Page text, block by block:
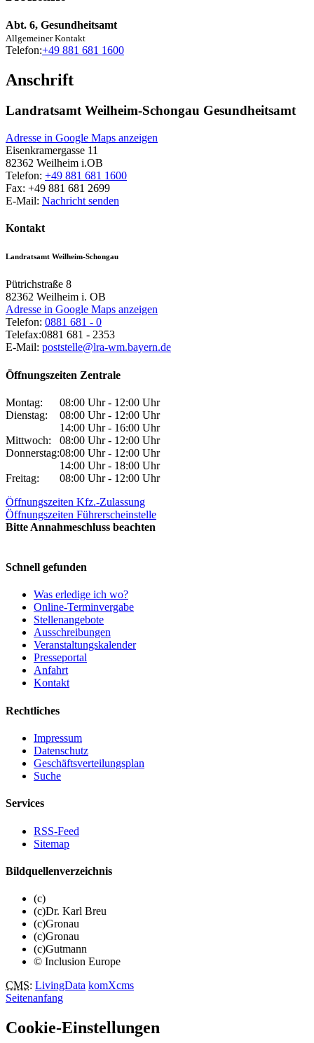
Abt. 6, Gesundheitsamt
Allgemeiner Kontakt
Telefon:+49 881 681 1600
Anschrift
Landratsamt Weilheim-Schongau Gesundheitsamt
Adresse in Google Maps anzeigen
Eisenkramergasse 11
82362 Weilheim i.OB
Telefon: +49 881 681 1600
Fax: +49 881 681 2699
E-Mail: Nachricht senden
Kontakt
Landratsamt Weilheim-Schongau
Pütrichstraße 8
82362 Weilheim i. OB
Adresse in Google Maps anzeigen
Telefon: 0881 681 - 0
Telefax:0881 681 - 2353
E-Mail: poststelle@lra-wm.bayern.de
Öffnungszeiten Zentrale
Montag:
08:00 Uhr - 12:00 Uhr
Dienstag:
08:00 Uhr - 12:00 Uhr
14:00 Uhr - 16:00 Uhr
Mittwoch:
08:00 Uhr - 12:00 Uhr
Donnerstag:08:00 Uhr - 12:00 Uhr
14:00 Uhr - 18:00 Uhr
Freitag:
08:00 Uhr - 12:00 Uhr
Öffnungszeiten Kfz.-Zulassung
Öffnungszeiten Führerscheinstelle
Bitte Annahmeschluss beachten
Schnell gefunden
Was erledige ich wo?
Online-Terminvergabe
Stellenangebote
Ausschreibungen
Veranstaltungskalender
Presseportal
Anfahrt
Kontakt
Rechtliches
Impressum
Datenschutz
Geschäftsverteilungsplan
Suche
Services
RSS-Feed
Sitemap
Bildquellenverzeichnis
(c)
(c)Dr. Karl Breu
(c)Gronau
(c)Gronau
(c)Gutmann
© Inclusion Europe
CMS: LivingData komXcms
Seitenanfang
Cookie-Einstellungen